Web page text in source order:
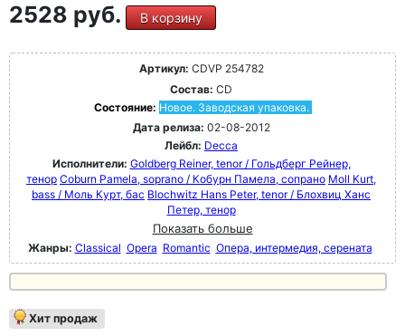
2528 руб. В корзину
Артикул: CDVP 254782
Состав: CD
Состояние: Новое. Заводская упаковка.
Дата релиза: 02-08-2012
Лейбл: Decca
Исполнители: Goldberg Reiner, tenor / Гольдберг Рейнер,
тенор Coburn Pamela, soprano / Кобурн Памела, сопрано Moll Kurt,
bass / Моль Курт, бас Blochwitz Hans Peter, tenor / Блохвиц Ханс
Петер, тенор
Показать больше
Жанры: Classical Opera Romantic Опера, интермедия, серената
Хит продаж